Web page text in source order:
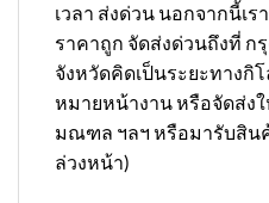
เวลา ส่งด่วน นอกจากนี้เ
ราคาถูก จัดส่งด่วนถึงที่ ก
จังหวัดคิดเป็นระยะทางกิ
หมายหน้างาน หรือจัดส่ง
มณฑล ฯลฯ หรือมารับสิน
ล่วงหน้า)